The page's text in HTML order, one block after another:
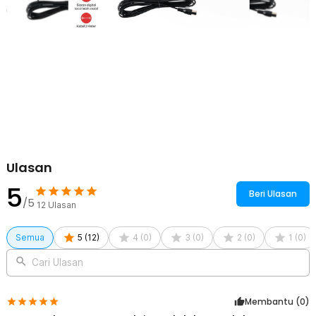
Kelengkapan Produk
Rincian yang Anda dapatkan untuk pembelian produk ini:
Ulasan
5/5 12 Ulasan
Beri Ulasan
Semua 5 (12) 4 (0) 3 (0) 2 (0) 1 (0)
Cari Ulasan
Membantu (0)